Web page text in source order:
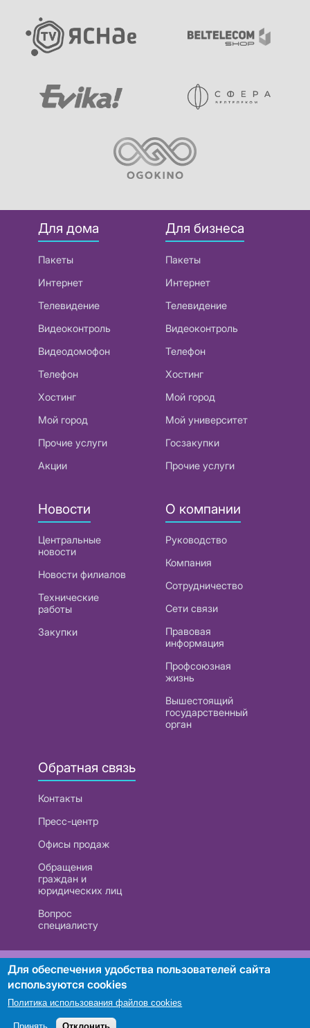
Для дома
Пакеты
Интернет
Телевидение
Видеоконтроль
Видеодомофон
Телефон
Хостинг
Мой город
Прочие услуги
Акции
Для бизнеса
Пакеты
Интернет
Телевидение
Видеоконтроль
Телефон
Хостинг
Мой город
Мой университет
Госзакупки
Прочие услуги
Новости
Центральные
новости
Новости филиалов
Технические
работы
Закупки
О компании
Руководство
Компания
Сотрудничество
Сети связи
Правовая
информация
Профсоюзная
жизнь
Вышестоящий
государственный
орган
Обратная связь
Контакты
Пресс-центр
Офисы продаж
Обращения
граждан и
юридических лиц
Вопрос
специалисту
РУП «Белтелеком». УНП 101007741
Поиск
Для обеспечения удобства пользователей сайта
используются cookies
Политика использования файлов cookies